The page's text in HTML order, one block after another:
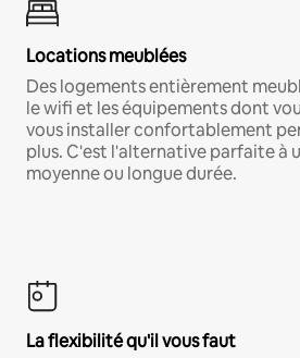
Locations meublées
Des logements entièrement
le wifi et les équipements dont
vous installer confortablement
plus. C'est l'alternative parfaite à
moyenne ou longue durée.
La flexibilité qu'il vous faut